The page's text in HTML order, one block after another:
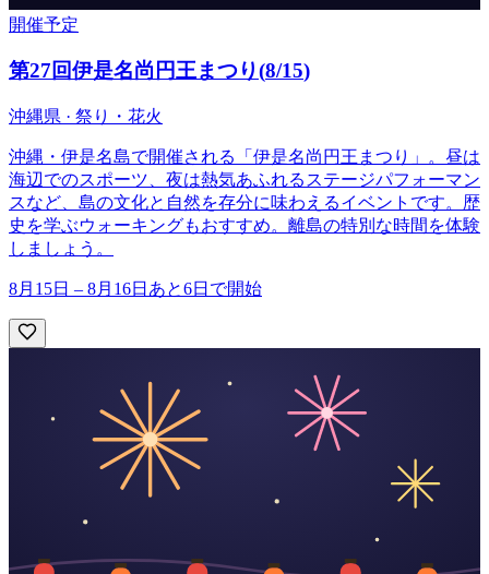
開催予定
第27回伊是名尚円王まつり(8/15)
沖縄県 · 祭り・花火
沖縄・伊是名島で開催される「伊是名尚円王まつり」。昼は
海辺でのスポーツ、夜は熱気あふれるステージパフォーマン
スなど、島の文化と自然を存分に味わえるイベントです。歴
史を学ぶウォーキングもおすすめ。離島の特別な時間を体験
しましょう。
8月15日 – 8月16日 あと6日で開始